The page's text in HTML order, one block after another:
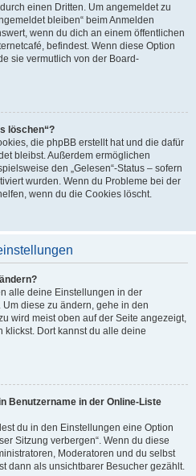
einen Dritten. Um angemeldet zu
bleiben“ beim Anmelden
wenn du dich an einem öffentlichen
befindest. Wenn diese Option
sie vermutlich von der Board-
löschen“?
die phpBB erstellt hat und die dafür
bleibst. Außerdem ermöglichen
den „Gelesen“-Status – sofern
wurden. Wenn du Probleme bei der
wenn du die Cookies löscht.
alle deine Einstellungen in der
diese zu ändern, gehe in den
wird meist oben auf der Seite angezeigt,
Dort kannst du alle deine
Benutzername in der Online-Liste
du in den Einstellungen eine Option
Sitzung verbergen“. Wenn du diese
Moderatoren und du selbst
dann als unsichtbarer Besucher gezählt.